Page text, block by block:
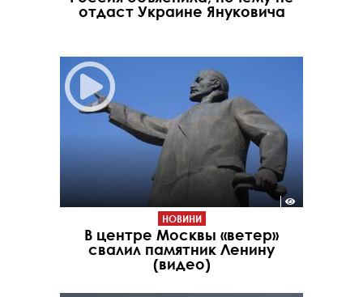
отдаст Украине Януковича
НОВИНИ
В центре Москвы «ветер»
свалил памятник Ленину
(видео)